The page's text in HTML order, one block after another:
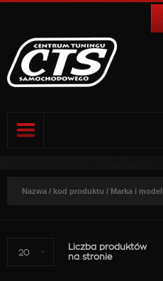
20
Liczba produktów
na stronie